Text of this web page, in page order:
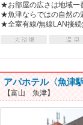
★お部屋の広さは地域一
★魚津ならではの自然の
★全室有線/無線LAN接続
アパホテル〈魚津駅
【富山 魚津】